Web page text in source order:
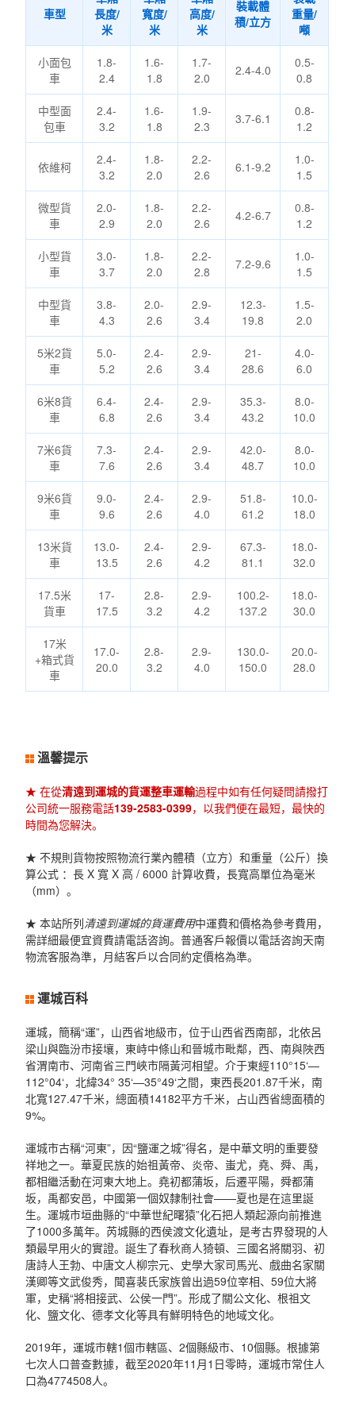
車型
長度/
米
寬度/
米
高度/
米
裝載體
積/立方
重量/
噸
小面包
車
1.8-
2.4
1.6-
1.8
1.7-
2.0
2.4-4.0
0.5-
0.8
中型面
包車
2.4-
3.2
1.6-
1.8
1.9-
2.3
3.7-6.1
0.8-
1.2
依維柯
2.4-
3.2
1.8-
2.0
2.2-
2.6
6.1-9.2
1.0-
1.5
微型貨
車
2.0-
2.9
1.8-
2.0
2.2-
2.6
4.2-6.7
0.8-
1.2
小型貨
車
3.0-
3.7
1.8-
2.0
2.2-
2.8
7.2-9.6
1.0-
1.5
中型貨
車
3.8-
4.3
2.0-
2.6
2.9-
3.4
12.3-
19.8
1.5-
2.0
5米2貨
車
5.0-
5.2
2.4-
2.6
2.9-
3.4
21-
28.6
4.0-
6.0
6米8貨
車
6.4-
6.8
2.4-
2.6
2.9-
3.4
35.3-
43.2
8.0-
10.0
7米6貨
車
7.3-
7.6
2.4-
2.6
2.9-
3.4
42.0-
48.7
8.0-
10.0
9米6貨
車
9.0-
9.6
2.4-
2.6
2.9-
4.0
51.8-
61.2
10.0-
18.0
13米貨
車
13.0-
13.5
2.4-
2.6
2.9-
4.2
67.3-
81.1
18.0-
32.0
17.5米
貨車
17-
17.5
2.8-
3.2
2.9-
4.2
100.2-
137.2
18.0-
30.0
17米
+箱式貨
車
17.0-
20.0
2.8-
3.2
2.9-
4.0
130.0-
150.0
20.0-
28.0
溫馨提示
★ 在從清遠到運城的貨運整車運輸過程中如有任何疑問請撥打
公司統一服務電話139-2583-0399，以我們便在最短，最快的
時間為您解決。
★ 不規則貨物按照物流行業內體積（立方）和重量（公斤）換
算公式 ：長 X 寬 X 高 / 6000 計算收費，長寬高單位為毫米
（mm）。
★ 本站所列清遠到運城的貨運費用中運費和價格為參考費用，
需詳細最便宜資費請電話咨詢。普通客戶報價以電話咨詢天南
物流客服為準，月結客戶以合同約定價格為準。
運城百科
運城，簡稱“運”，山西省地級市，位于山西省西南部，北依呂
梁山與臨汾市接壤，東峙中條山和晉城市毗鄰，西、南與陜西
省渭南市、河南省三門峽市隔黃河相望。介于東經110°15‘—
112°04‘，北緯34° 35‘—35°49‘之間，東西長201.87千米，南
北寬127.47千米，總面積14182平方千米，占山西省總面積的
9%。
運城市古稱“河東”，因“鹽運之城”得名，是中華文明的重要發
祥地之一。華夏民族的始祖黃帝、炎帝、蚩尤，堯、舜、禹，
都相繼活動在河東大地上。堯初都蒲坂，后遷平陽，舜都蒲
坂，禹都安邑，中國第一個奴隸制社會——夏也是在這里誕
生。運城市垣曲縣的“中華世紀曙猿”化石把人類起源向前推進
了1000多萬年。芮城縣的西侯渡文化遺址，是考古界發現的人
類最早用火的實證。誕生了春秋商人猗頓、三國名將關羽、初
唐詩人王勃、中唐文人柳宗元、史學大家司馬光、戲曲名家關
漢卿等文武俊秀，聞喜裴氏家族曾出過59位宰相、59位大將
軍，史稱“將相接武、公侯一門”。形成了關公文化、根祖文
化、鹽文化、德孝文化等具有鮮明特色的地域文化。
2019年，運城市轄1個市轄區、2個縣級市、10個縣。根據第
七次人口普查數據，截至2020年11月1日零時，運城市常住人
口為4774508人。